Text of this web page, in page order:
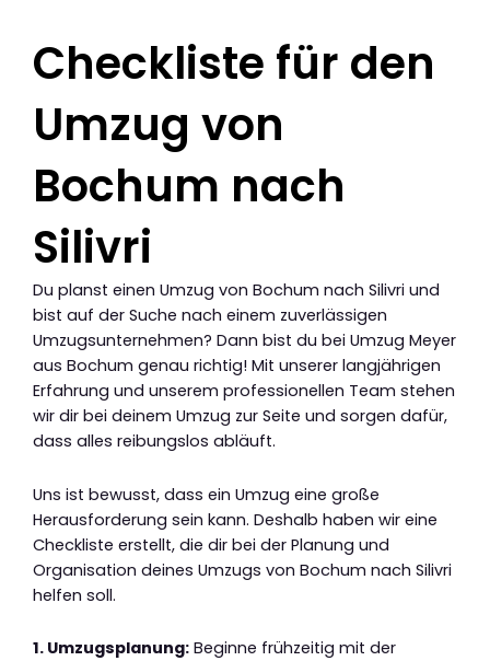
Checkliste für den
Umzug von
Bochum nach
Silivri
Du planst einen Umzug von Bochum nach Silivri und
bist auf der Suche nach einem zuverlässigen
Umzugsunternehmen? Dann bist du bei Umzug Meyer
aus Bochum genau richtig! Mit unserer langjährigen
Erfahrung und unserem professionellen Team stehen
wir dir bei deinem Umzug zur Seite und sorgen dafür,
dass alles reibungslos abläuft.
Uns ist bewusst, dass ein Umzug eine große
Herausforderung sein kann. Deshalb haben wir eine
Checkliste erstellt, die dir bei der Planung und
Organisation deines Umzugs von Bochum nach Silivri
helfen soll.
1. Umzugsplanung: Beginne frühzeitig mit der